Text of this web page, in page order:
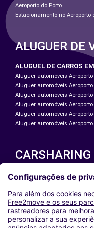
Aeroporto do Porto
Estacionamento no Aeroporto
ALUGUER DE
ALUGUEL DE CARROS
Aluguer automóveis Aeroporto
Aluguer automóveis Aeroporto
Aluguer automóveis Aeroporto
Aluguer automóveis Aeroporto
Aluguer automóveis
Aluguer automóveis
CARSHARING
NOSSAS CIDADES
Washington DC
Milan
Rome
Turin